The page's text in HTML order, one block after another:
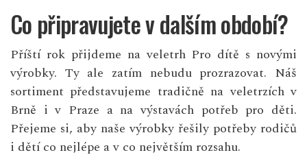
Co připravujete v dalším období?
Příští rok přijdeme na veletrh Pro dítě s novými
výrobky. Ty ale zatím nebudu prozrazovat. Náš
sortiment představujeme tradičně na veletrzích v
Brně i v Praze a na výstavách potřeb pro děti.
Přejeme si, aby naše výrobky řešily potřeby rodičů
i dětí co nejlépe a v co největším rozsahu.